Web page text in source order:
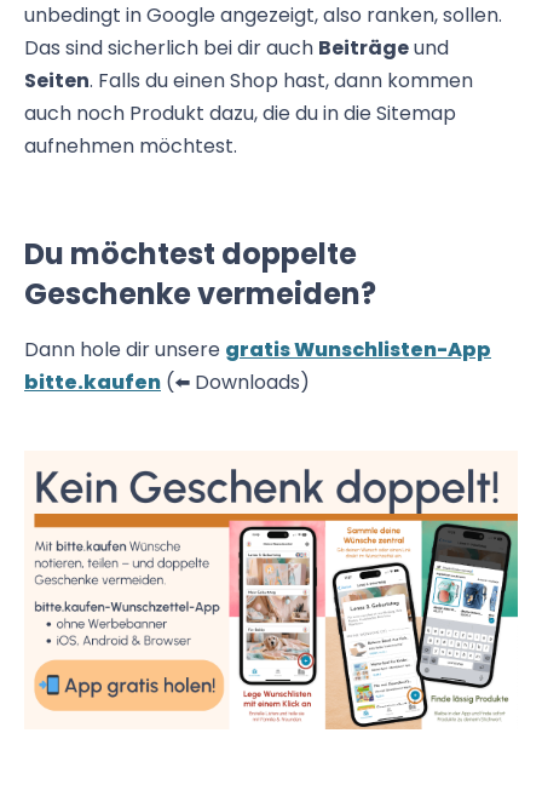
unbedingt in Google angezeigt, also ranken, sollen.
Das sind sicherlich bei dir auch Beiträgeund
Seiten. Falls du einen Shop hast, dann kommen
auch noch Produkt dazu, die du in die Sitemap
aufnehmen möchtest.
Du möchtest doppelte
Geschenke vermeiden?
Dann hole dir unsere gratis Wunschlisten-App
bitte.kaufen (⬅️ Downloads)